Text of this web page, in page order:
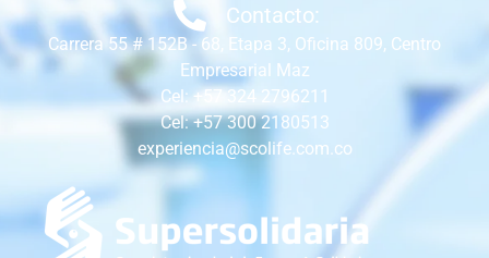
Contacto:
Carrera 55 # 152B - 68, Etapa 3, Oficina 809, Centro
Empresarial Maz
Cel: +57 324 2796211
Cel: +57 300 2180513
experiencia@scolife.com.co